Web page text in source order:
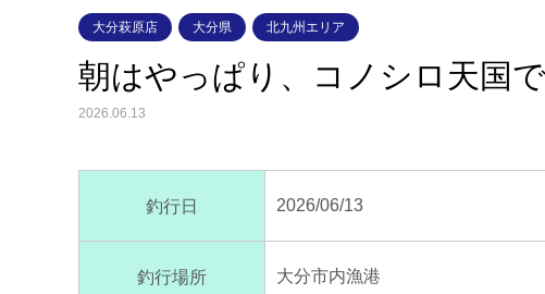
大分萩原店 大分県 北九州エリア
朝はやっぱり、コノシロ天国
2026.06.13
釣行日 2026/06/13
釣行場所 大分市内漁港